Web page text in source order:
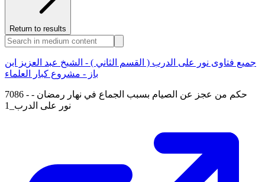
Return to results
جميع فتاوى نور على الدرب ( القسم الثاني ) - الشيخ عبد العزيز ابن
باز - مشروع كبار العلماء
7086 - حكم من عجز عن الصيام بسبب الجماع في نهار رمضان -
نور على الدرب_1